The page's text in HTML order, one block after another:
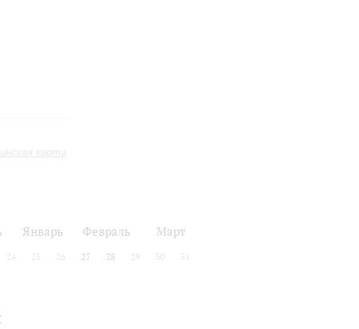
карта
Январь Февраль Март
24 25 26 27 28 29 30 31